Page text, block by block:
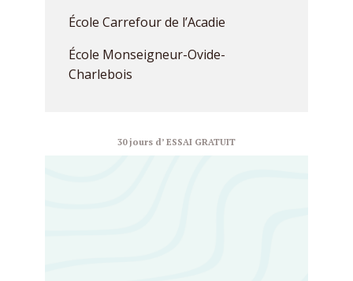
École Carrefour de l’Acadie
École Monseigneur-Ovide-
Charlebois
30 jours d’ ESSAI GRATUIT